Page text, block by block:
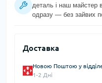
деталь і наш майстер
одразу — без зайвих
Доставка
Новою Поштою у
1-2 Дні